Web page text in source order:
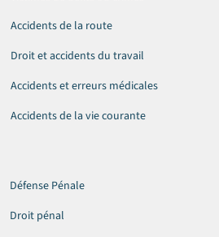
Défense Pénale
Droit pénal
Accidents de la route
Droit et accidents du travail
Accidents et erreurs médicales
Accidents de la vie courante